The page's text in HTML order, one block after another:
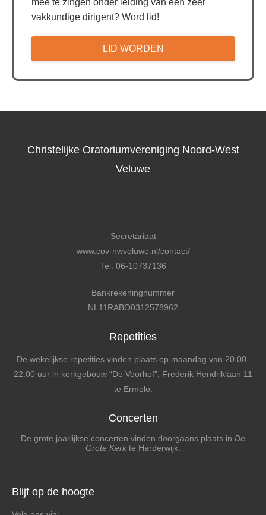
mee te zingen onder leiding van een zeer
vakkundige dirigent? Word lid!
LID WORDEN
Christelijke Oratoriumvereniging Noord-West
Veluwe
Secretariaat
www.cov-nwveluwe.nl/contact/
Tel: 06-10737136
Bankrekeningnummer
NL11RABO0312578962
Repetities
De wekelijkse repetities vinden plaats op maandag van 20.00-
22.00 uur in kerkgebouw “De Voorhof”, Frederik Hendriklaan 11
te Ermelo.
Concerten
De grote jaarlijkse concerten vinden doorgaans plaats in De
Grote Kerk te Harderwijk.
Blijf op de hoogte